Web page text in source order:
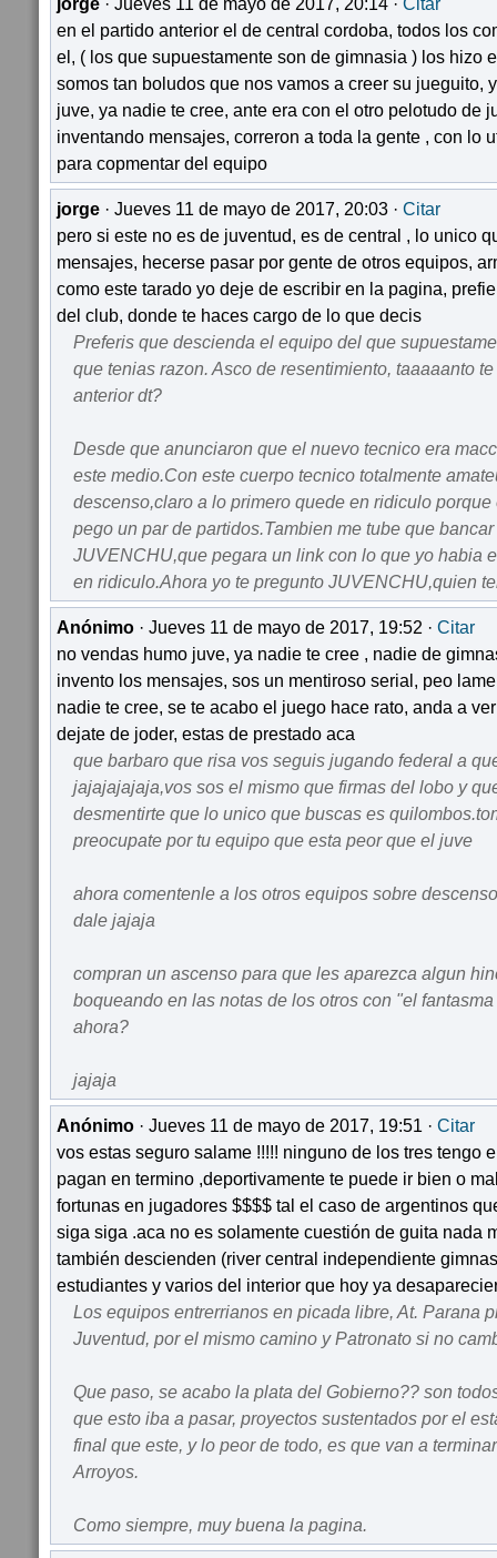
en el partido anterior el de central cordoba, todos los
el, ( los que supuestamente son de gimnasia ) los hizo
somos tan boludos que nos vamos a creer su jueguito,
juve, ya nadie te cree, ante era con el otro pelotudo de
inventando mensajes, correron a toda la gente , con lo
para copmentar del equipo
jorge · Jueves 11 de mayo de 2017, 20:03 · Citar
pero si este no es de juventud, es de central , lo unico
mensajes, hecerse pasar por gente de otros equipos,
como este tarado yo deje de escribir en la pagina,
del club, donde te haces cargo de lo que decis
Preferis que descienda el equipo del que
que tenias razon. Asco de resentimiento, taaaaanto
anterior dt?
Desde que anunciaron que el nuevo tecnico era
este medio.Con este cuerpo tecnico totalmente
descenso,claro a lo primero quede en ridiculo
pego un par de partidos.Tambien me tube que
JUVENCHU,que pegara un link con lo que yo habia
en ridiculo.Ahora yo te pregunto JUVENCHU,quien
Anónimo · Jueves 11 de mayo de 2017, 19:52 · Citar
no vendas humo juve, ya nadie te cree , nadie de
invento los mensajes, sos un mentiroso serial, peo
nadie te cree, se te acabo el juego hace rato, anda a
dejate de joder, estas de prestado aca
que barbaro que risa vos seguis jugando federal a
jajajajajaja,vos sos el mismo que firmas del lobo y
desmentirte que lo unico que buscas es
preocupate por tu equipo que esta peor que el juve
ahora comentenle a los otros equipos sobre
dale jajaja
compran un ascenso para que les aparezca algun
boqueando en las notas de los otros con "el
ahora?
jajaja
Anónimo · Jueves 11 de mayo de 2017, 19:51 · Citar
vos estas seguro salame !!!!! ninguno de los tres tengo
pagan en termino ,deportivamente te puede ir bien o
fortunas en jugadores $$$$ tal el caso de argentinos
siga siga .aca no es solamente cuestión de guita nada
también descienden (river central independiente
estudiantes y varios del interior que hoy ya
Los equipos entrerrianos en picada libre, At. Parana
Juventud, por el mismo camino y Patronato si no
Que paso, se acabo la plata del Gobierno?? son
que esto iba a pasar, proyectos sustentados por el
final que este, y lo peor de todo, es que van a
Arroyos.
Como siempre, muy buena la pagina.